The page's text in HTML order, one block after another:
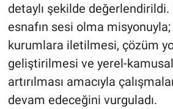
detaylı şekilde değerlendirildi.
esnafın sesi olma
kurumlara iletilmesi, çözüm
geliştirilmesi ve yerel-
artırılması amacıyla
devam edeceğini vurguladı.